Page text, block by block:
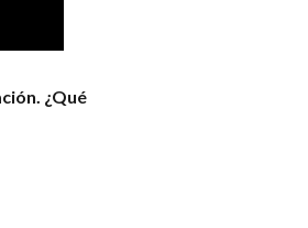
¿Qué